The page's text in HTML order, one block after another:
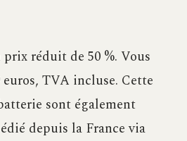
réduit de 50 %. Vous
euros, TVA incluse. Cette
sont également
depuis la France via